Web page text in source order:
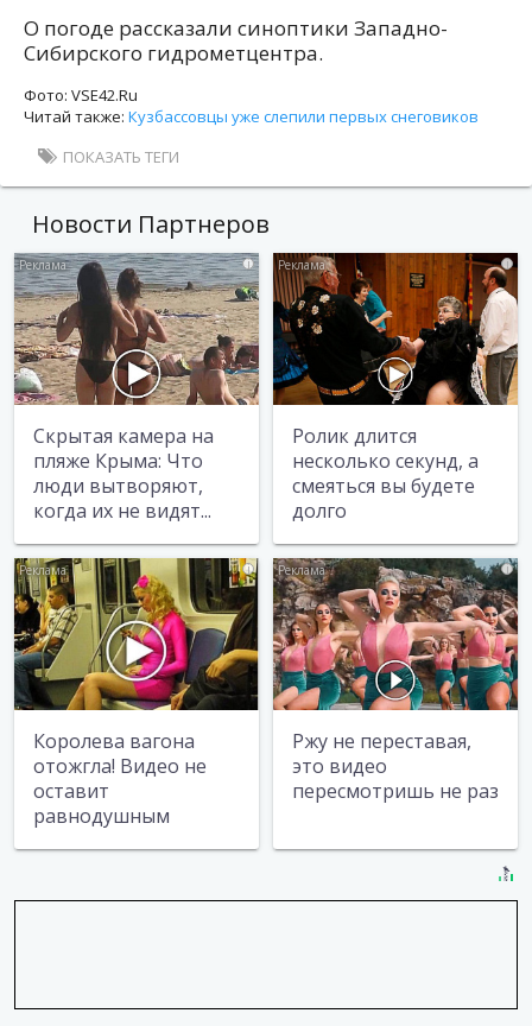
О погоде рассказали синоптики Западно-
Сибирского гидрометцентра.
Фото: VSE42.Ru
Читай также: Кузбассовцы уже слепили первых снеговиков
ПОКАЗАТЬ ТЕГИ
Новости Партнеров
i
Скрытая камера на
пляже Крыма: Что
люди вытворяют,
когда их не видят...
i
Ролик длится
несколько секунд, а
смеяться вы будете
долго
i
Королева вагона
отожгла! Видео не
оставит
равнодушным
i
Ржу не переставая,
это видео
пересмотришь не раз